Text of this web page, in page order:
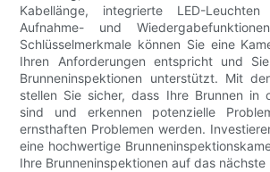
Kabellänge, integrierte LED-
Aufnahme- und
Schlüsselmerkmale können Sie eine
Ihren Anforderungen entspricht und
Brunneninspektionen unterstützt. Mit
stellen Sie sicher, dass Ihre Brunnen in
sind und erkennen potenzielle
ernsthaften Problemen werden.
eine hochwertige
Ihre Brunneninspektionen auf das nächste